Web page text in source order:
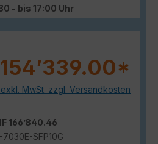
- bis 17:00 Uhr
MwSt. zzgl. Versandkosten
166’840.46
7030E-SFP10G